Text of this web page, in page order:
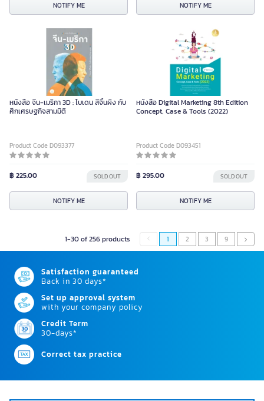
NOTIFY ME NOTIFY ME
หนังสือ จีน-เมริกา 3D : ไบเดน สีจิ้นผิง กับ
ศึกเศรษฐกิจสามมิติ
Product Code D093377
฿ 225.00 SOLD OUT
NOTIFY ME
หนังสือ Digital Marketing 8th Edition
Concept, Case & Tools (2022)
Product Code D093451
฿ 295.00 SOLD OUT
NOTIFY ME
1-30 of 256 products 1 2 3 9
Satisfaction guaranteed
Back in 30 days*
Set up approval system
with your company policy
Credit Term
30-days*
Correct tax practice